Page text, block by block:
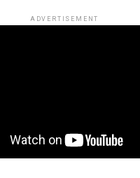
ADVERTISEMENT